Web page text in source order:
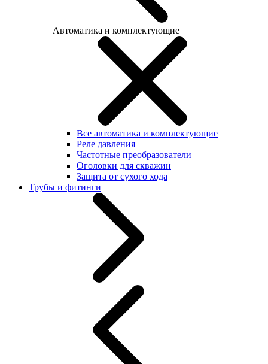
Автоматика и комплектующие
Все автоматика и комплектующие
Реле давления
Частотные преобразователи
Оголовки для скважин
Защита от сухого хода
Трубы и фитинги